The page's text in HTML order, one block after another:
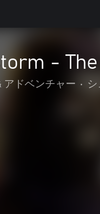
-
アドベンチャー •